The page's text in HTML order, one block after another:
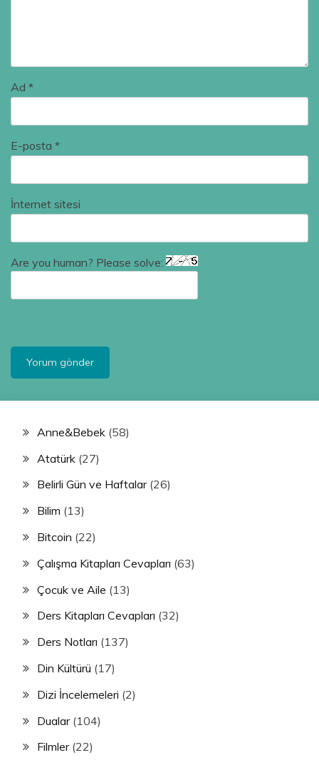
Ad *
E-posta *
İnternet sitesi
Are you human? Please solve:
Anne&Bebek (58)
Atatürk (27)
Belirli Gün ve Haftalar(26)
Bilim (13)
Bitcoin (22)
Çalışma Kitapları Cevapları (63)
Çocuk ve Aile (13)
Ders Kitapları Cevapları (32)
Ders Notları (137)
Din Kültürü (17)
Dizi İncelemeleri (2)
Dualar(104)
Filmler(22)